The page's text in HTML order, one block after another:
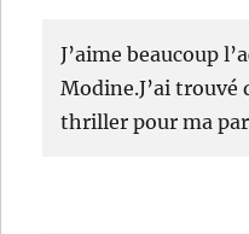
J’aime beaucoup
Modine.J’ai trouvé
thriller pour ma